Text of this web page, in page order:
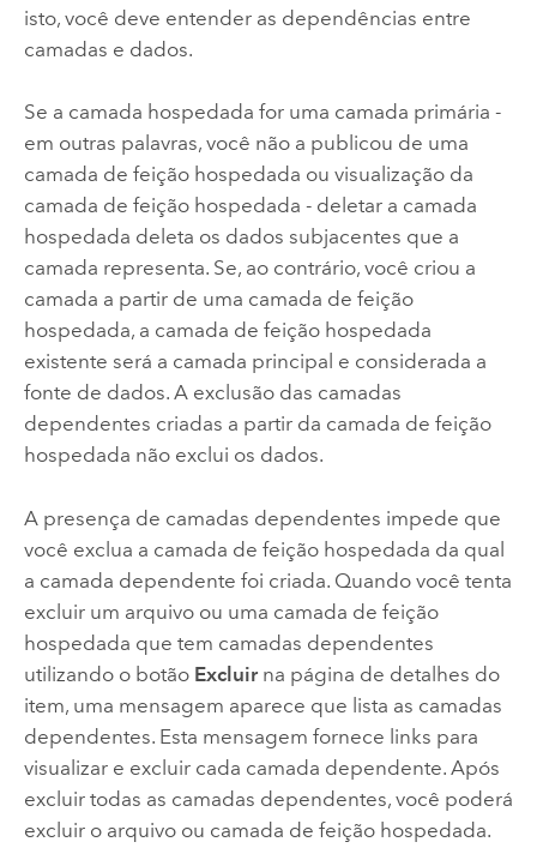
isto, você deve entender as dependências entre
camadas e dados.
Se a camada hospedada for uma camada primária -
em outras palavras, você não a publicou de uma
camada de feição hospedada ou visualização da
camada de feição hospedada - deletar a camada
hospedada deleta os dados subjacentes que a
camada representa. Se, ao contrário, você criou a
camada a partir de uma camada de feição
hospedada, a camada de feição hospedada
existente será a camada principal e considerada a
fonte de dados. A exclusão das camadas
dependentes criadas a partir da camada de feição
hospedada não exclui os dados.
A presença de camadas dependentes impede que
você exclua a camada de feição hospedada da qual
a camada dependente foi criada. Quando você tenta
excluir um arquivo ou uma camada de feição
hospedada que tem camadas dependentes
utilizando o botão Excluirna página de detalhes do
item, uma mensagem aparece que lista as camadas
dependentes. Esta mensagem fornece links para
visualizar e excluir cada camada dependente. Após
excluir todas as camadas dependentes, você poderá
excluir o arquivo ou camada de feição hospedada.